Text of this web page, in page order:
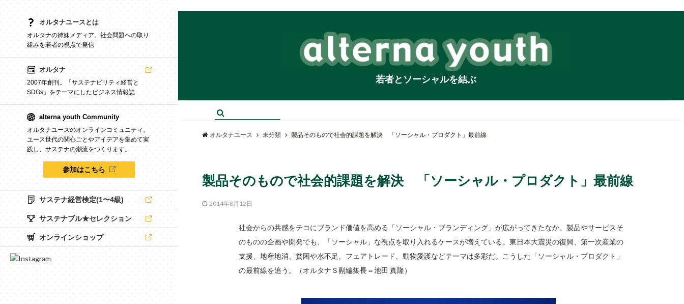
オルタナユースとは
オルタナの姉妹メディア。社会問題への取り
組みを若者の視点で発信
オルタナ
2007年創刊。「サステナビリティ経営と
SDGs」をテーマにしたビジネス情報誌
alterna youth Community
オルタナユースのオンラインコミュニティ。
ユース世代の関心ごとやアイデアを集めて実
践し、サステナの潮流をつくります。
参加はこちら
サステナ経営検定(1〜4級)
サステナブル★セレクション
オンラインショップ
若者とソーシャルを結ぶ
オルタナユース 未分類 製品そのもので社会的課題を解決 「ソーシャル・プロダクト」最前線
製品そのもので社会的課題を解決 「ソーシャル・プロダクト」最前線
2014年8月12日
社会からの共感をテコにブランド価値を高める「ソーシャル・ブランディング」が広がってきたなか、製品やサービスそ
のものの企画や開発でも、「ソーシャル」な視点を取り入れるケースが増えている。東日本大震災の復興、第一次産業の
支援、地産地消、貧困や水不足、フェアトレード、動物愛護などテーマは多彩だ。こうした「ソーシャル・プロダクト」
の最前線を追う。（オルタナＳ副編集長＝池田 真隆）